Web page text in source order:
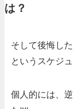
は？
そして後悔し
というスケジ
個人的には、